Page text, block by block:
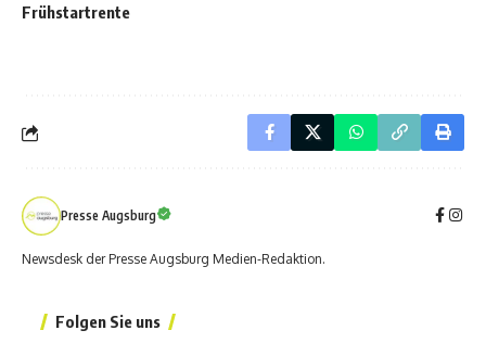
Frühstartrente
Presse Augsburg
Newsdesk der Presse Augsburg Medien-Redaktion.
Folgen Sie uns